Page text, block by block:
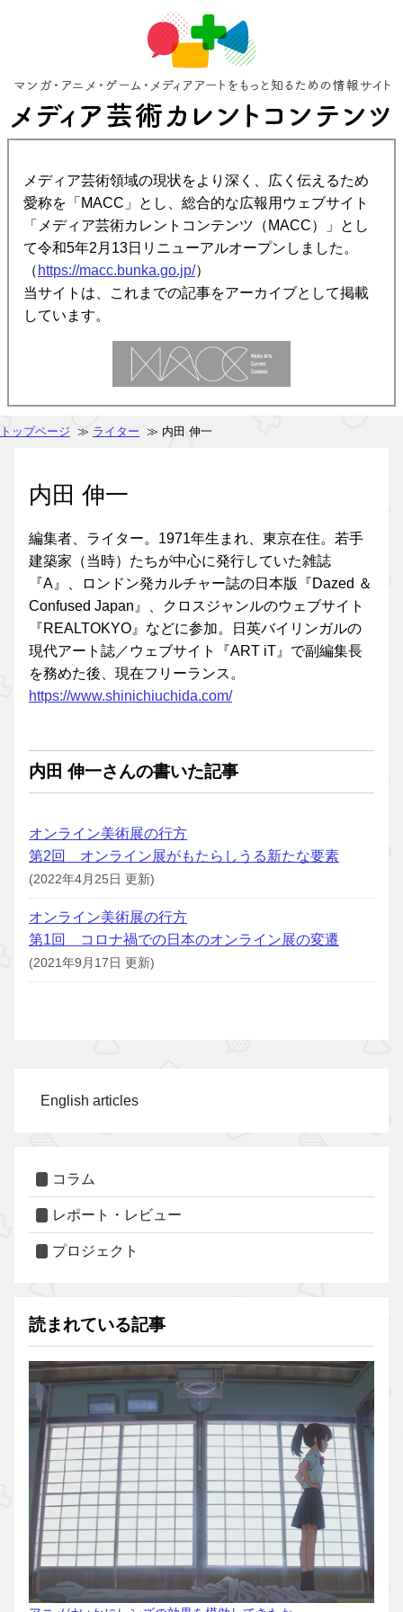
メディア芸術領域の現状をより深く、広く伝えるため
愛称を「MACC」とし、総合的な広報用ウェブサイト
「メディア芸術カレントコンテンツ（MACC）」とし
て令和5年2月13日リニューアルオープンしました。
（ https://macc.bunka.go.jp/）
当サイトは、これまでの記事をアーカイブとして掲載
しています。
トップページ ≫ ライター ≫ 内田 伸一
内田 伸一
編集者、ライター。1971年生まれ、東京在住。若手
建築家（当時）たちが中心に発行していた雑誌
『A』、ロンドン発カルチャー誌の日本版『Dazed ＆
Confused Japan』、クロスジャンルのウェブサイト
『REALTOKYO』などに参加。日英バイリンガルの
現代アート誌／ウェブサイト『ART iT』で副編集長
を務めた後、現在フリーランス。
https://www.shinichiuchida.com/
内田 伸一さんの書いた記事
オンライン美術展の行方
第2回 オンライン展がもたらしうる新たな要素
(2022年4月25日 更新)
オンライン美術展の行方
第1回 コロナ禍での日本のオンライン展の変遷
(2021年9月17日 更新)
English articles
コラム
レポート・レビュー
プロジェクト
読まれている記事